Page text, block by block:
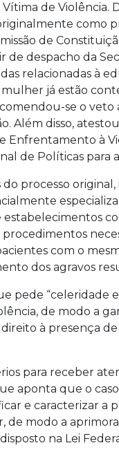
de
como
de
despacho da
relacionadas à
já estão
se o veto
Além disso,
Enfrentamento à
de Políticas para
do processo
estabelecimentos
com o
dos agravos
pede “celeridade
de modo a
à presença
para receber
aponta que o
e caracterizar a
de modo a
na Lei